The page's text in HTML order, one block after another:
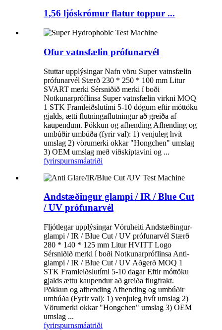
1,56 ljóskrómur flatur toppur ...
Ofur vatnsfælin prófunarvél
Stuttar upplýsingar Nafn vöru Super vatnsfælin
prófunarvél Stærð 230 * 250 * 100 mm Litur
SVART merki Sérsniðið merki í boði
Notkunarpróflinsa Super vatnsfælin virkni MOQ
1 STK Framleiðslutími 5-10 dögum eftir móttöku
gjalds, ætti flutningaflutningur að greiða af
kaupendum. Pökkun og afhending Afhending og
umbúðir umbúða (fyrir val): 1) venjuleg hvít
umslag 2) vörumerki okkar "Hongchen" umslag
3) OEM umslag með viðskiptavini og ...
fyrirspurnsmáatriði
Andstæðingur glampi / IR / Blue Cut
/ UV prófunarvél
Fljótlegar upplýsingar Vöruheiti Andstæðingur-
glampi / IR / Blue Cut / UV prófunarvél Stærð
280 * 140 * 125 mm Litur HVITT Logo
Sérsniðið merki í boði Notkunarpróflinsa Anti-
glampi / IR / Blue Cut / UV Aðgerð MOQ 1
STK Framleiðslutími 5-10 dagar Eftir móttöku
gjalds ættu kaupendur að greiða flugfrakt.
Pökkun og afhending Afhending og umbúðir
umbúða (Fyrir val): 1) venjuleg hvít umslag 2)
Vörumerki okkar "Hongchen" umslag 3) OEM
umslag ...
fyrirspurnsmáatriði